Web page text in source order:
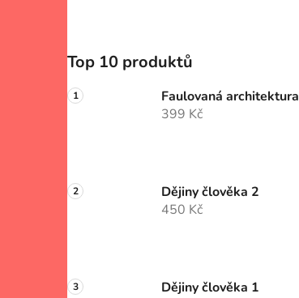
Top 10 produktů
Faulovaná architektura
399 Kč
Dějiny člověka 2
450 Kč
Dějiny člověka 1